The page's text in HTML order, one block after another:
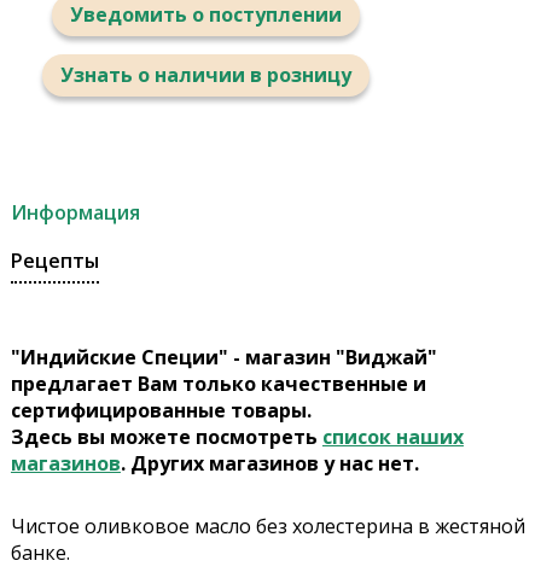
Уведомить о поступлении
Узнать о наличии в розницу
Информация
Рецепты
"Индийские Специи" - магазин "Виджай"
предлагает Вам только качественные и
сертифицированные товары.
Здесь вы можете посмотреть список наших
магазинов. Других магазинов у нас нет.
Чистое оливковое масло без холестерина в жестяной
банке.